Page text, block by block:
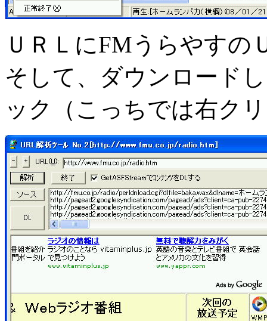
ＵＲＬにFMうらやすの
そして、ダウンロード
ック（こっちでは右ク